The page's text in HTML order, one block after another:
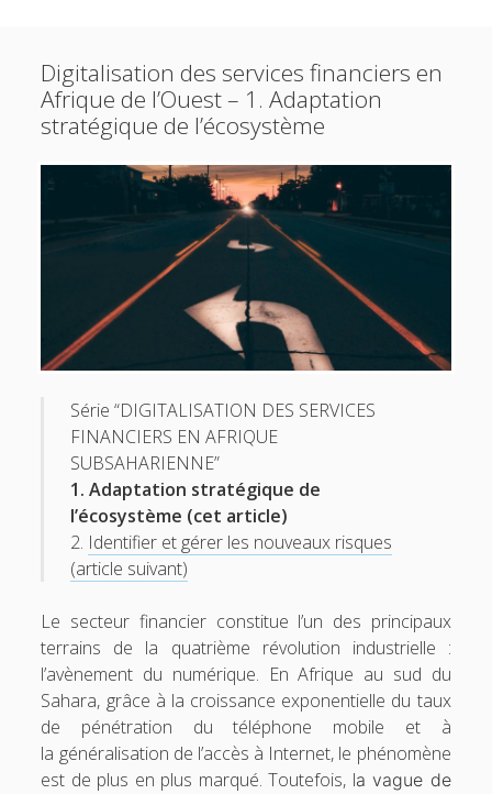
everything in-between.
I primarily focus on WAEMU and Sub-Saharan Africa.
Subscribe
Subscribe
Digitalisation des services financiers en
Afrique de l’Ouest – 1. Adaptation
stratégique de l’écosystème
Série “DIGITALISATION DES SERVICES
FINANCIERS EN AFRIQUE
SUBSAHARIENNE”
1. Adaptation stratégique de
l’écosystème (cet article)
2. Identifier et gérer les nouveaux risques
(article suivant)
Le secteur financier constitue l’un des principaux
terrains de la quatrième révolution industrielle :
l’avènement du numérique. En Afrique au sud du
Sahara, grâce à la croissance exponentielle du taux
de pénétration du téléphone mobile et à
la généralisation de l’accès à Internet, le phénomène
est de plus en plus marqué. Toutefois, la vague de